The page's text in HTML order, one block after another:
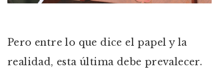
Pero entre lo que dice el papel y la
realidad, esta última debe prevalecer.